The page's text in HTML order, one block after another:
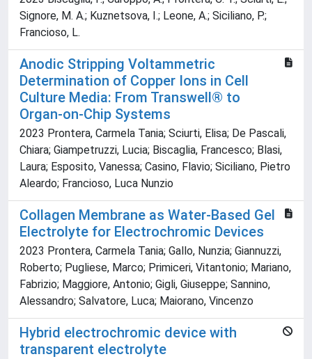
Signore, M. A.; Kuznetsova, I.; Leone, A.; Siciliano, P.;
Francioso, L.
Anodic Stripping Voltammetric
Determination of Copper Ions in Cell
Culture Media: From Transwell® to
Organ-on-Chip Systems
2023 Prontera, Carmela Tania; Sciurti, Elisa; De Pascali,
Chiara; Giampetruzzi, Lucia; Biscaglia, Francesco; Blasi,
Laura; Esposito, Vanessa; Casino, Flavio; Siciliano, Pietro
Aleardo; Francioso, Luca Nunzio
Collagen Membrane as Water-Based Gel
Electrolyte for Electrochromic Devices
2023 Prontera, Carmela Tania; Gallo, Nunzia; Giannuzzi,
Roberto; Pugliese, Marco; Primiceri, Vitantonio; Mariano,
Fabrizio; Maggiore, Antonio; Gigli, Giuseppe; Sannino,
Alessandro; Salvatore, Luca; Maiorano, Vincenzo
Hybrid electrochromic device with
transparent electrolyte